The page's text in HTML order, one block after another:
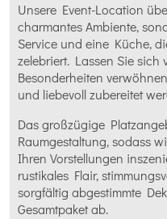
Unsere Event-Location
charmantes Ambiente,
Service und eine Küche,
zelebriert. Lassen Sie
Besonderheiten
und liebevoll zubereitet
Das großzügige
Raumgestaltung, sodass
Ihren Vorstellungen
rustikales Flair,
sorgfältig abgestimmte
Gesamtpaket ab.